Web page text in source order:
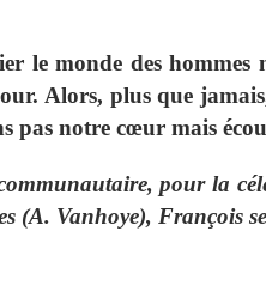
le monde des
Alors, plus que
pas notre cœur mais
pour la
(A. Vanhoye), François